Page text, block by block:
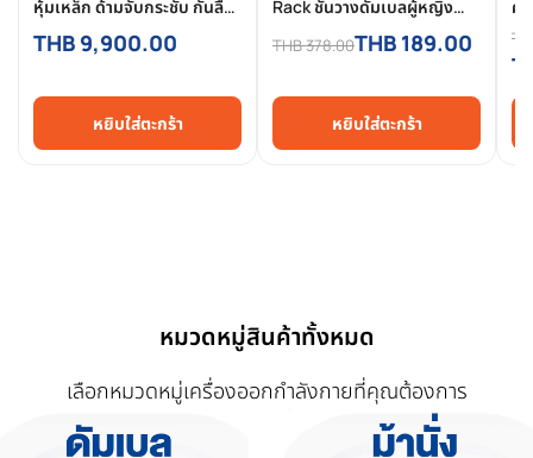
หุ้มเหล็ก ด้ามจับกระชับ กันลื่น
THB 9,900.00
หยิบใส่ตะกร้า
Rack ชั้นวางดัมเบลผู้หญิง
Homefittools
THB 378.00THB 189.00
หยิบใส่ตะกร้า
คู่
หมวดหมู่สินค้าทั้งหมด
เลือกหมวดหมู่เครื่องออกกำลังกายที่คุณต้องการ